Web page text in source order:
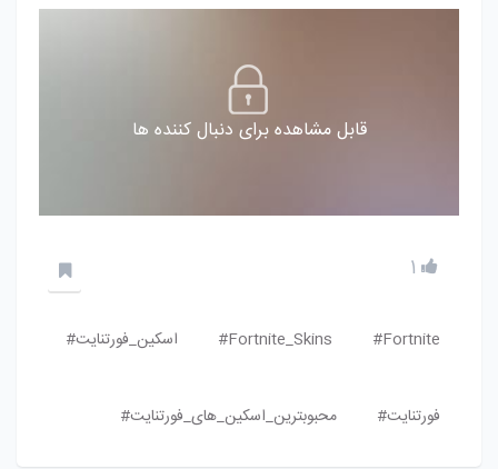
قابل مشاهده برای دنبال کننده ها
1
Fortnite#
Fortnite_Skins# اسکین_فورتنایت#
فورتنایت# محبوبترین_اسکین_های_فورتنایت#